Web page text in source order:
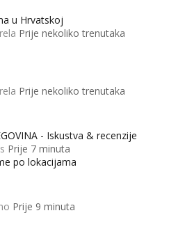
u Hrvatskoj
Prije nekoliko trenutaka
Prije nekoliko trenutaka
- Iskustva & recenzije
Prije 7 minuta
po lokacijama
Prije 9 minuta